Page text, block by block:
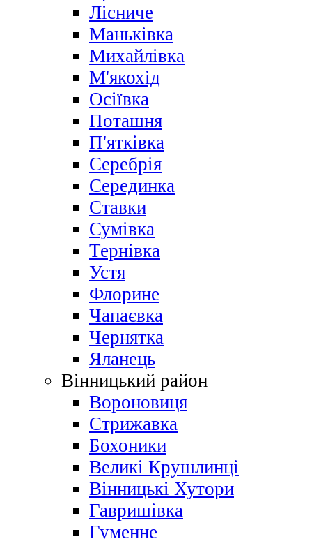
Лісниче
Маньківка
Михайлівка
М'якохід
Осіївка
Поташня
П'ятківка
Серебрія
Серединка
Ставки
Сумівка
Тернівка
Устя
Флорине
Чапаєвка
Чернятка
Яланець
Вінницький район
Вороновиця
Стрижавка
Бохоники
Великі Крушлинці
Вінницькі Хутори
Гавришівка
Гуменне